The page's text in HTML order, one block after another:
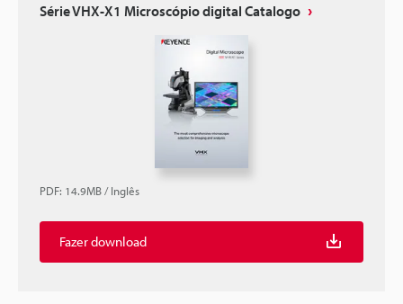
Série VHX-X1 Microscópio digital Catalogo
PDF: 14.9MB/Inglês
Fazer download